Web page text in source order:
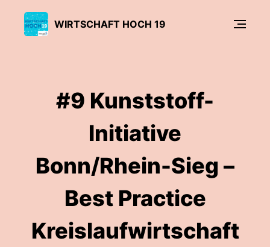
WIRTSCHAFT HOCH 19
#9 Kunststoff-
Initiative
Bonn/Rhein-Sieg –
Best Practice
Kreislaufwirtschaft